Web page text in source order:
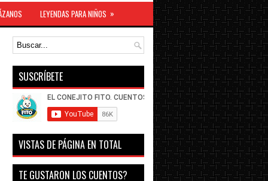
LEYENDAS PARA NIÑOS »
SUSCRÍBETE
VISTAS DE PÁGINA EN TOTAL
TE GUSTARON LOS CUENTOS?